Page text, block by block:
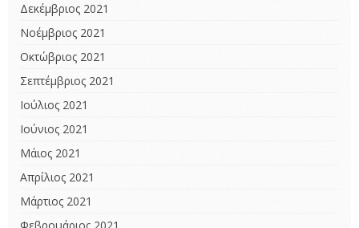
Δεκέμβριος 2021
Νοέμβριος 2021
Οκτώβριος 2021
Σεπτέμβριος 2021
Ιούλιος 2021
Ιούνιος 2021
Μάιος 2021
Απρίλιος 2021
Μάρτιος 2021